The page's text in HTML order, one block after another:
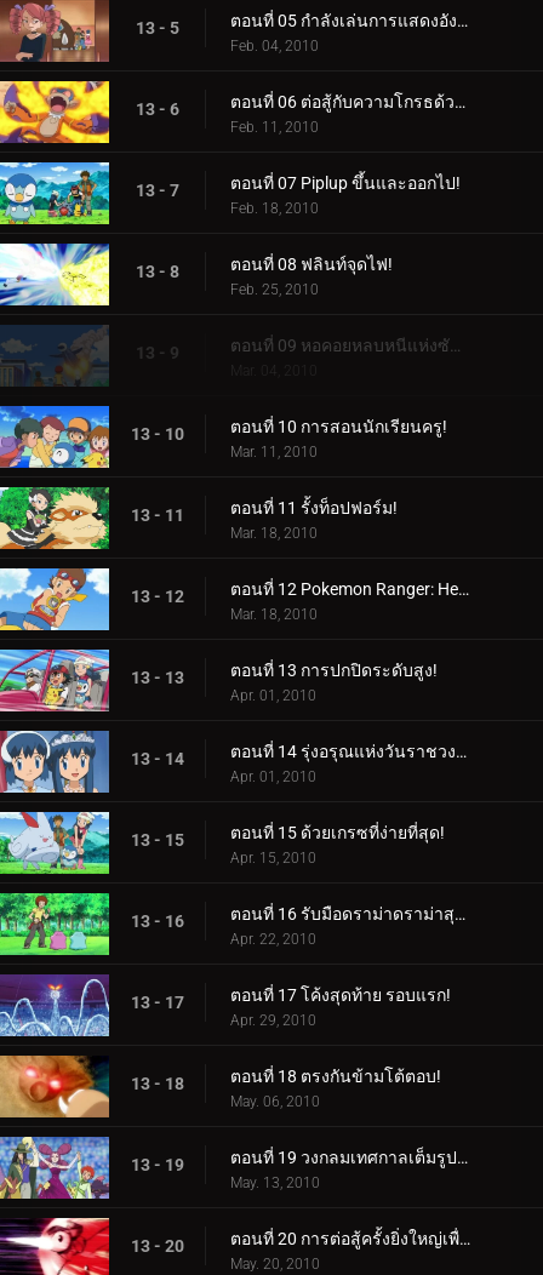
13 - 5 ตอนที่ 05 กำลังเล่นการแสดงอังกอร์!
Feb. 04, 2010
13 - 6 ตอนที่ 06 ต่อสู้กับความโกรธด้วยไฟ!
Feb. 11, 2010
13 - 7 ตอนที่ 07 Piplup ขึ้นและออกไป!
Feb. 18, 2010
13 - 8 ตอนที่ 08 ฟลินท์จุดไฟ!
Feb. 25, 2010
13 - 9
Mar. 04, 2010
13 - 10 ตอนที่ 10 การสอนนักเรียนครู!
Mar. 11, 2010
13 - 11 ตอนที่ 11 รั้งท็อปฟอร์ม!
Mar. 18, 2010
13 - 12 ตอนที่ 12 Pokemon Ranger: Heatran Rescue!
Mar. 18, 2010
13 - 13 ตอนที่ 13 การปกปิดระดับสูง!
Apr. 01, 2010
13 - 14 ตอนที่ 14 รุ่งอรุณแห่งวันราชวงศ์!
Apr. 01, 2010
13 - 15 ตอนที่ 15 ด้วยเกรซที่ง่ายที่สุด!
Apr. 15, 2010
13 - 16 ตอนที่ 16 รับมือดราม่าดราม่าสุดเดือด!
Apr. 22, 2010
13 - 17 ตอนที่ 17 โค้งสุดท้าย รอบแรก!
Apr. 29, 2010
13 - 18 ตอนที่ 18 ตรงกันข้ามโต้ตอบ!
May. 06, 2010
13 - 19 ตอนที่ 19 วงกลมเทศกาลเต็มรูปแบบมา!
May. 13, 2010
13 - 20 ตอนที่ 20 การต่อสู้ครั้งยิ่งใหญ่เพื่อชัยชนะ!
May. 20, 2010